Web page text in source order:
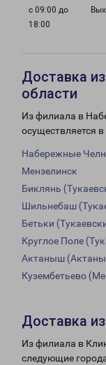
с 09:00 до
18:00
Доставка
области
Из филиала в
осуществляется
Набережные
Мензелинск
Биклянь
Шильнебаш
Бетьки
Круглое Поле
Актаныш
Кузембетьево
Доставка
Из филиала в
следующие